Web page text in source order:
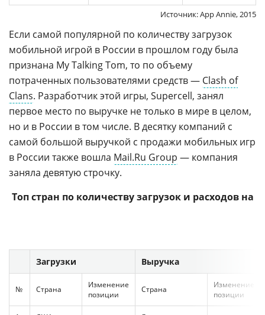
Источник: App Annie, 2015
Если самой популярной по количеству загрузок
мобильной игрой в России в прошлом году была
признана My Talking Tom, то по объему
потраченных пользователями средств — Clash of
Clans. Разработчик этой игры, Supercell, занял
первое место по выручке не только в мире в целом,
но и в России в том числе. В десятку компаний с
самой большой выручкой с продажи мобильных игр
в России также вошла Mail.Ru Group — компания
заняла девятую строчку.
Топ стран по количеству загрузок и расходов на
Загрузки Выручка
№ Страна
Изменение
позиции
Страна
Изменение
позиции